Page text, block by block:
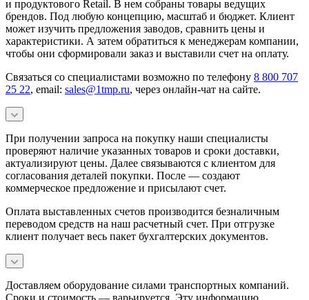
и продуктового Retail. В нем собраны товары ведущих
брендов. Под любую концепцию, масштаб и бюджет. Клиент
может изучить предложения заводов, сравнить цены и
характеристики. А затем обратиться к менеджерам компании,
чтобы они сформировали заказ и выставили счет на оплату.
Связаться со специалистами возможно по телефону 8 800 707
25 22, email: sales@1tmp.ru, через онлайн-чат на сайте.
При получении запроса на покупку наши специалисты
проверяют наличие указанных товаров и сроки доставки,
актуализируют цены. Далее связываются с клиентом для
согласования деталей покупки. После — создают
коммерческое предложение и присылают счет.
Оплата выставленных счетов производится безналичным
переводом средств на наш расчетный счет. При отгрузке
клиент получает весь пакет бухгалтерских документов.
Доставляем оборудование силами транспортных компаний.
Сроки и стоимость — варьируется. Эту информацию